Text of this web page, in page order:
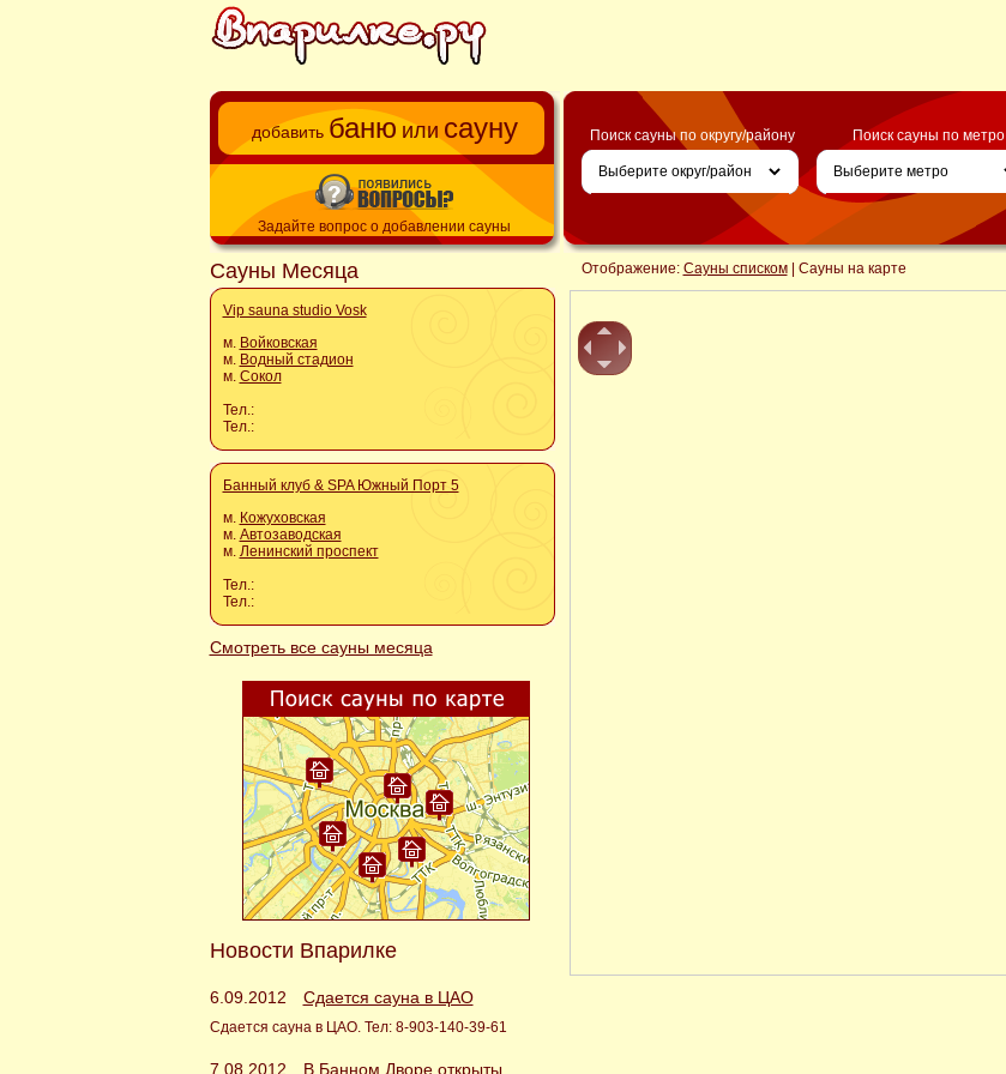
добавить баню или сауну
Задайте вопрос о добавлении сауны
Сауны Месяца
Vip sauna studio Vosk
м. Войковская
м. Водный стадион
м. Сокол
Тел.:
Тел.:
Банный клуб & SPA Южный Порт 5
м. Кожуховская
м. Автозаводская
м. Ленинский проспект
Тел.:
Тел.:
Смотреть все сауны месяца
Новости Впарилке
6.09.2012 Сдается сауна в ЦАО
Сдается сауна в ЦАО. Тел: 8-903-140-39-61
7.08.2012 В Банном Дворе открыты
Поиск сауны по округу/району Поиск сауны по метро
Отображение: Сауны списком| Сауны на карте